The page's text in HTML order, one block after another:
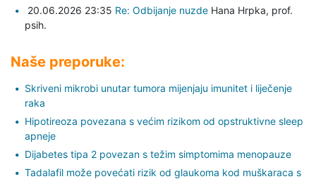
20.06.2026 23:35 Re: Odbijanje nuzde Hana Hrpka, prof.
psih.
Naše preporuke:
Skriveni mikrobi unutar tumora mijenjaju imunitet i liječenje
raka
Hipotireoza povezana s većim rizikom od opstruktivne sleep
apneje
Dijabetes tipa 2 povezan s težim simptomima menopauze
Tadalafil može povećati rizik od glaukoma kod muškaraca s